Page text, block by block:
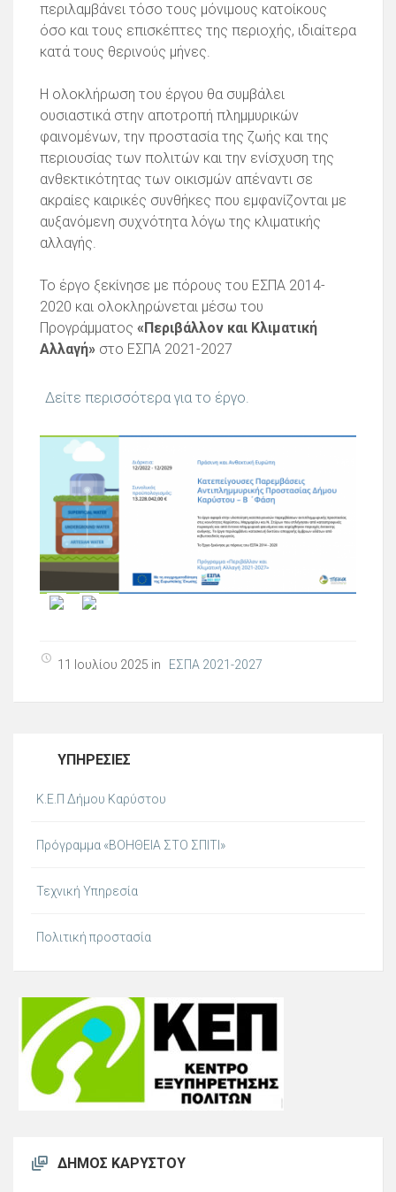
περιλαμβάνει τόσο τους μόνιμους κατοίκους
όσο και τους επισκέπτες της περιοχής, ιδιαίτερα
κατά τους θερινούς μήνες.
Η ολοκλήρωση του έργου θα συμβάλει
ουσιαστικά στην αποτροπή πλημμυρικών
φαινομένων, την προστασία της ζωής και της
περιουσίας των πολιτών και την ενίσχυση της
ανθεκτικότητας των οικισμών απέναντι σε
ακραίες καιρικές συνθήκες που εμφανίζονται με
αυξανόμενη συχνότητα λόγω της κλιματικής
αλλαγής.
Το έργο ξεκίνησε με πόρους του ΕΣΠΑ 2014-
2020 και ολοκληρώνεται μέσω του
Προγράμματος «Περιβάλλον και Κλιματική
Αλλαγή» στο ΕΣΠΑ 2021-2027
Δείτε περισσότερα για το έργο.
11 Ιουλίου 2025 in ΕΣΠΑ 2021-2027
ΥΠΗΡΕΣΊΕΣ
Κ.Ε.Π Δήμου Καρύστου
Πρόγραμμα «ΒΟΗΘΕΙΑ ΣΤΟ ΣΠΙΤΙ»
Τεχνική Υπηρεσία
Πολιτική προστασία
ΔΉΜΟΣ ΚΑΡΎΣΤΟΥ